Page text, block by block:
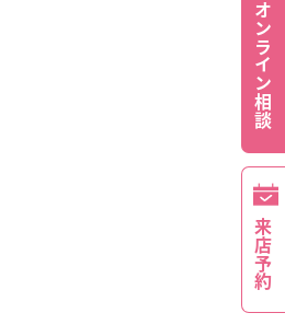
オンライン相談
来店予約